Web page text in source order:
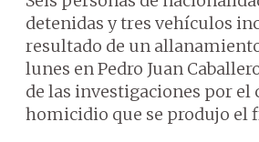
detenidas y tres vehículos
resultado de un
lunes en Pedro Juan
de las investigaciones por el
homicidio que se produjo el